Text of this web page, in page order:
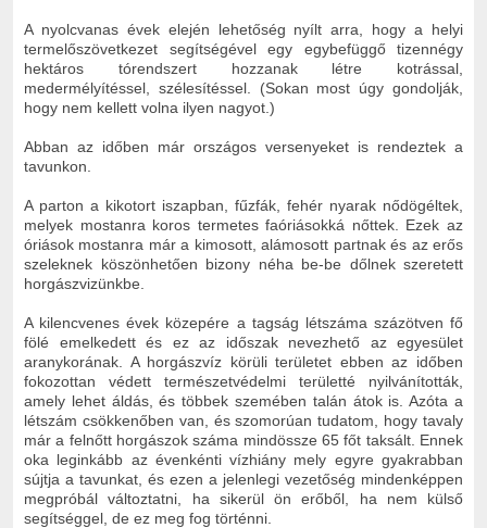
A nyolcvanas évek elején lehetőség nyílt arra, hogy a helyi
termelőszövetkezet segítségével egy egybefüggő tizennégy
hektáros tórendszert hozzanak létre kotrással,
medermélyítéssel, szélesítéssel. (Sokan most úgy gondolják,
hogy nem kellett volna ilyen nagyot.)
Abban az időben már országos versenyeket is rendeztek a
tavunkon.
A parton a kikotort iszapban, fűzfák, fehér nyarak nődögéltek,
melyek mostanra koros termetes faóriásokká nőttek. Ezek az
óriások mostanra már a kimosott, alámosott partnak és az erős
szeleknek köszönhetően bizony néha be-be dőlnek szeretett
horgászvizünkbe.
A kilencvenes évek közepére a tagság létszáma százötven fő
fölé emelkedett és ez az időszak nevezhető az egyesület
aranykorának. A horgászvíz körüli területet ebben az időben
fokozottan védett természetvédelmi területté nyilvánították,
amely lehet áldás, és többek szemében talán átok is. Azóta a
létszám csökkenőben van, és szomorúan tudatom, hogy tavaly
már a felnőtt horgászok száma mindössze 65 főt taksált. Ennek
oka leginkább az évenkénti vízhiány mely egyre gyakrabban
sújtja a tavunkat, és ezen a jelenlegi vezetőség mindenképpen
megpróbál változtatni, ha sikerül ön erőből, ha nem külső
segítséggel, de ez meg fog történni.